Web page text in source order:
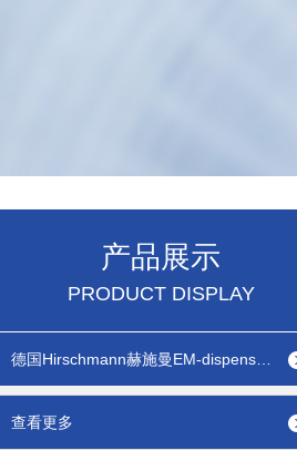
产品展示
PRODUCT DISPLAY
查看更多